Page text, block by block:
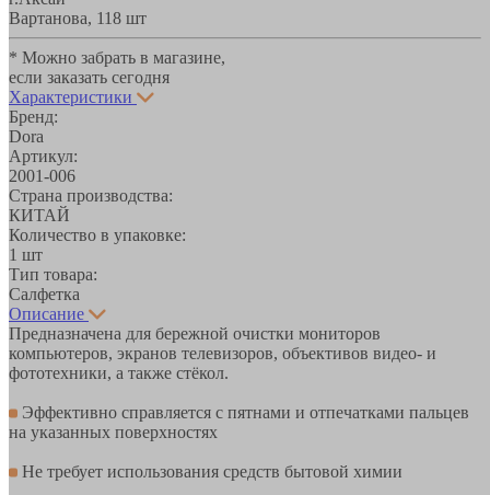
Вартанова, 118 шт
* Можно забрать в магазине,
если заказать сегодня
Характеристики
Бренд:
Dora
Артикул:
2001-006
Страна производства:
КИТАЙ
Количество в упаковке:
1 шт
Тип товара:
Салфетка
Описание
Предназначена для бережной очистки мониторов
компьютеров, экранов телевизоров, объективов видео- и
фототехники, а также стёкол.
Эффективно справляется с пятнами и отпечатками пальцев
на указанных поверхностях
Не требует использования средств бытовой химии